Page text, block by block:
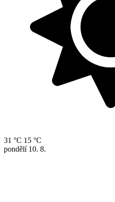
31 °C 15 °C
pondělí 10. 8.